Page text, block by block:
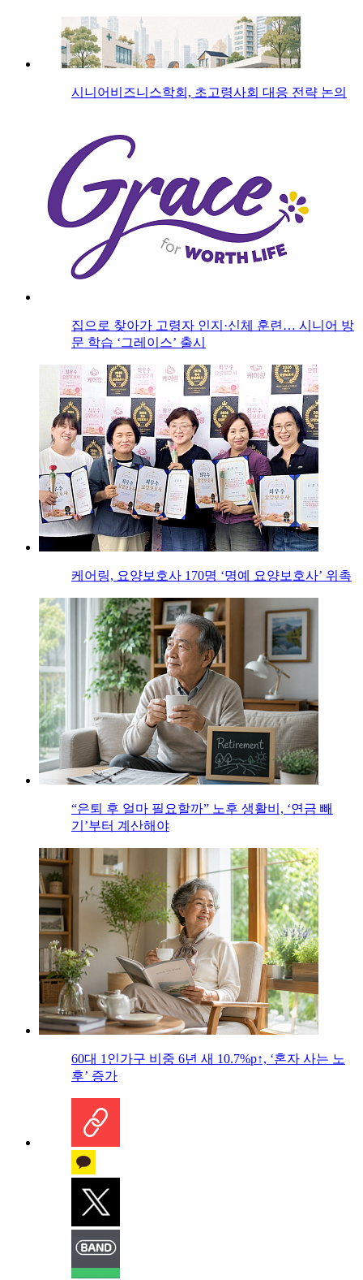
시니어비즈니스학회, 초고령사회 대응 전략 논의
집으로 찾아가 고령자 인지·신체 훈련… 시니어 방
문 학습 ‘그레이스’ 출시
케어링, 요양보호사 170명 ‘명예 요양보호사’ 위촉
“은퇴 후 얼마 필요할까” 노후 생활비, ‘연금 빼
기’부터 계산해야
60대 1인가구 비중 6년 새 10.7%p↑, ‘혼자 사는 노
후’ 증가